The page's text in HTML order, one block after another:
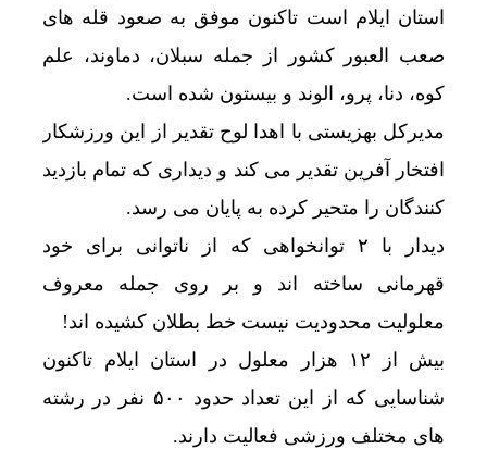
استان ایلام است تاکنون موفق به صعود قله های
صعب العبور کشور از جمله سبلان، دماوند، علم
کوه، دنا، پرو، الوند و بیستون شده است.
مدیرکل بهزیستی با اهدا لوح تقدیر از این ورزشکار
افتخار آفرین تقدیر می کند و دیداری که تمام بازدید
کنندگان را متحیر کرده به پایان می رسد.
دیدار با ۲ توانخواهی که از ناتوانی برای خود
قهرمانی ساخته اند و بر روی جمله معروف
معلولیت محدودیت نیست خط بطلان کشیده اند!
بیش از ۱۲ هزار معلول در استان ایلام تاکنون
شناسایی که از این تعداد حدود ۵۰۰ نفر در رشته
های مختلف ورزشی فعالیت دارند.